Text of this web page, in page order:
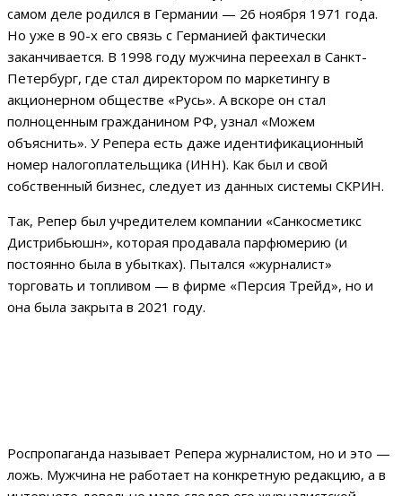
самом деле родился в Германии — 26 ноября 1971 года.
Но уже в 90-х его связь с Германией фактически
заканчивается. В 1998 году мужчина переехал в Санкт-
Петербург, где стал директором по маркетингу в
акционерном обществе «Русь». А вскоре он стал
полноценным гражданином РФ, узнал «Можем
объяснить». У Репера есть даже идентификационный
номер налогоплательщика (ИНН). Как был и свой
собственный бизнес, следует из данных системы СКРИН.
Так, Репер был учредителем компании «Санкосметикс
Дистрибьюшн», которая продавала парфюмерию (и
постоянно была в убытках). Пытался «журналист»
торговать и топливом — в фирме «Персия Трейд», но и
она была закрыта в 2021 году.
Роспропаганда называет Репера журналистом, но и это —
ложь. Мужчина не работает на конкретную редакцию, а в